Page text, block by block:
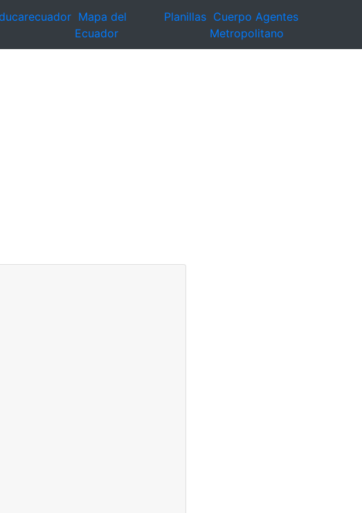
Mapa del
Ecuador
Planillas Cuerpo Agentes
Metropolitano